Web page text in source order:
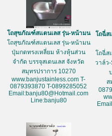
โถสุขภัณฑ์สแตนเลส รุ่น-หน้ามน
โถสุขภัณฑ์สแตนเลส รุ่น-หน้ามน
ปุ่มกดทรงเหลี่ยม ห้างหุ้นส่วน
จำกัด บรรจุสเตนเลส จังหวัด
สมุทรปราการ 10270
www.banjustainless.com T-
0879393870 T-0899285052
Email:banju80@Hotmail.com
Line:banju80
โถฉี่ส
โถฉี่ส
วาล์ว
ส